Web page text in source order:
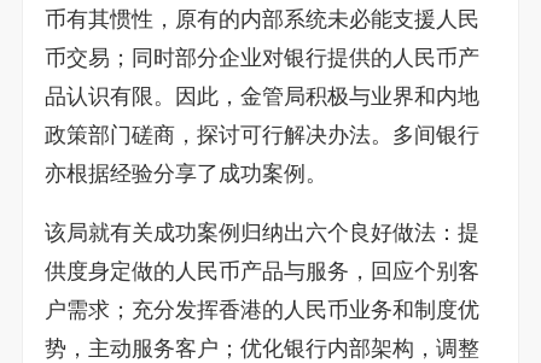
币有其惯性，原有的内部系统未必能支援人民
币交易；同时部分企业对银行提供的人民币产
品认识有限。因此，金管局积极与业界和内地
政策部门磋商，探讨可行解决办法。多间银行
亦根据经验分享了成功案例。
该局就有关成功案例归纳出六个良好做法：提
供度身定做的人民币产品与服务，回应个别客
户需求；充分发挥香港的人民币业务和制度优
势，主动服务客户；优化银行内部架构，调整